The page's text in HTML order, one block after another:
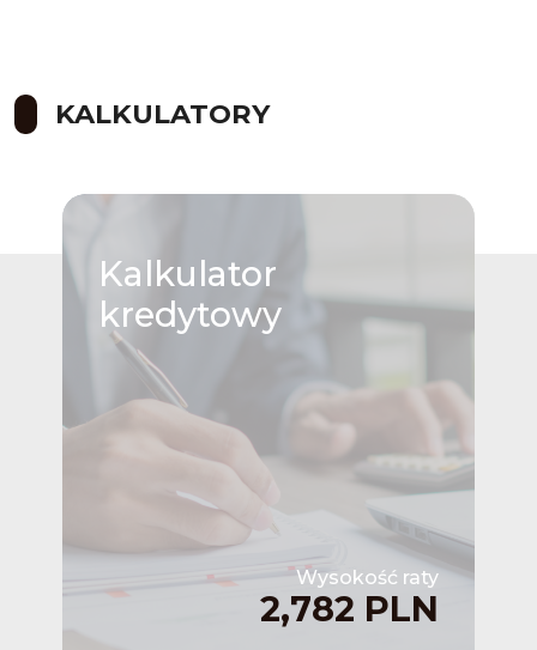
KALKULATORY
Kalkulator
kredytowy
Wysokość raty
2,782 PLN